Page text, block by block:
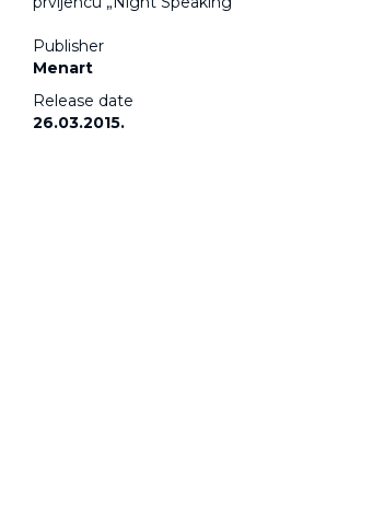
Publisher
Menart
Release date
26.03.2015.